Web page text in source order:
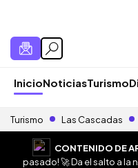
InicioNoticiasTurismo
Turismo Las Cascadas
CONTENIDO DE
pasado! 🚀 Da el salto a la